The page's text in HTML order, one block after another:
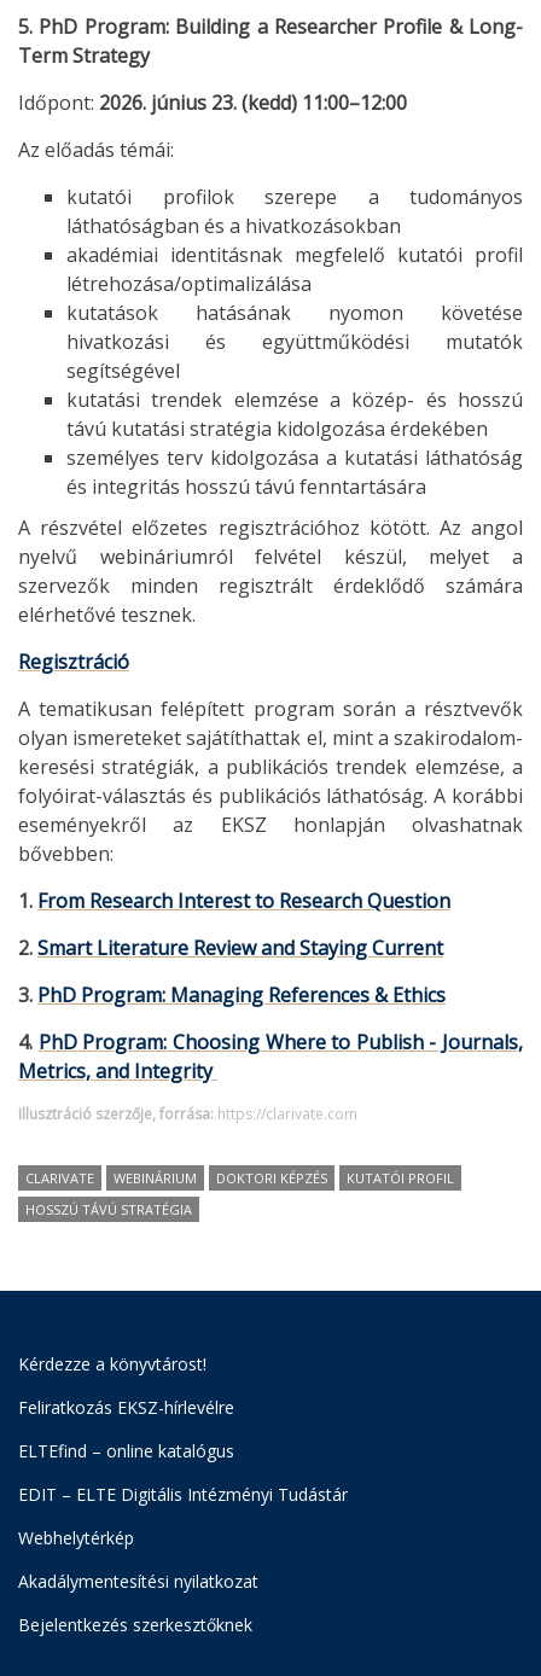
5. PhD Program: Building a Researcher Profile & Long-
Term Strategy
Időpont: 2026. június 23. (kedd) 11:00–12:00
Az előadás témái:
kutatói profilok szerepe a tudományos
láthatóságban és a hivatkozásokban
akadémiai identitásnak megfelelő kutatói profil
létrehozása/optimalizálása
kutatások hatásának nyomon követése
hivatkozási és együttműködési mutatók
segítségével
kutatási trendek elemzése a közép- és hosszú
távú kutatási stratégia kidolgozása érdekében
személyes terv kidolgozása a kutatási láthatóság
és integritás hosszú távú fenntartására
A részvétel előzetes regisztrációhoz kötött. Az angol
nyelvű webináriumról felvétel készül, melyet a
szervezők minden regisztrált érdeklődő számára
elérhetővé tesznek.
Regisztráció
A tematikusan felépített program során a résztvevők
olyan ismereteket sajátíthattak el, mint a szakirodalom-
keresési stratégiák, a publikációs trendek elemzése, a
folyóirat-választás és publikációs láthatóság. A korábbi
eseményekről az EKSZ honlapján olvashatnak
bővebben:
1. From Research Interest to Research Question
2.Smart Literature Review and Staying Current
3. PhD Program: Managing References & Ethics
4. PhD Program: Choosing Where to Publish - Journals,
Metrics, and Integrity
Illusztráció szerzője, forrása: https://clarivate.com
CLARIVATE WEBINÁRIUM DOKTORI KÉPZÉS
KUTATÓI PROFIL
HOSSZÚ TÁVÚ STRATÉGIA
Kérdezze a könyvtárost!
Feliratkozás EKSZ-hírlevélre
ELTEfind – online katalógus
EDIT – ELTE Digitális Intézményi Tudástár
Webhelytérkép
Akadálymentesítési nyilatkozat
Bejelentkezés szerkesztőknek